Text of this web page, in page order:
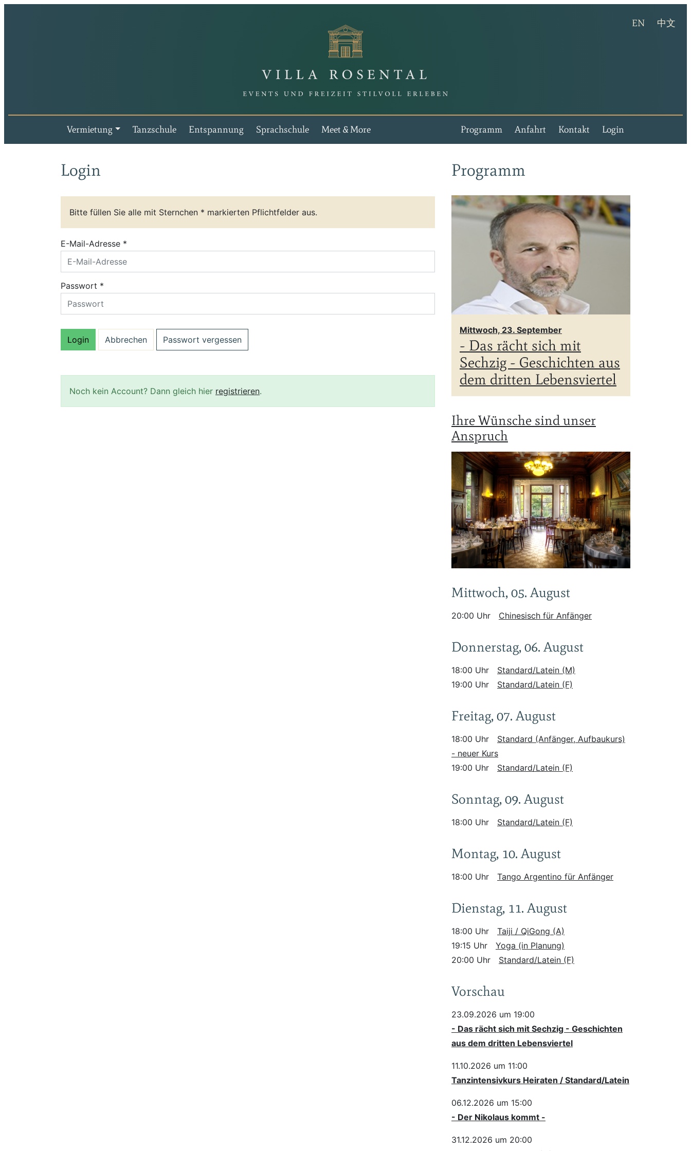
Villa Rosental - Events und Freizeit stilvoll erleben
EN(english
中文
Vermietung Tanzschule Entspannung Sprachschule Meet & More Programm Anfahrt Kontakt Login
Login
Bitte füllen Sie alle mit Sternchen * markierten Pflichtfelder aus.
E-Mail-Adresse *
Passwort *
Passwort vergessen
Noch kein Account? Dann gleich hier registrieren.
Programm
Mittwoch, 23. September
- Das rächt sich mit
Sechzig - Geschichten aus
dem dritten Lebensviertel
Ihre Wünsche sind unser
Anspruch
Mittwoch, 05. August
20:00 Uhr Chinesisch für Anfänger
Donnerstag, 06. August
18:00 Uhr
Standard/Latein (M)
19:00 Uhr
Standard/Latein (F)
Freitag, 07. August
18:00 Uhr
Standard (Anfänger, Aufbaukurs)
- neuer Kurs
19:00 Uhr
Standard/Latein (F)
Sonntag, 09. August
18:00 Uhr Standard/Latein (F)
Montag, 10. August
18:00 Uhr Tango Argentino für Anfänger
Dienstag, 11. August
18:00 Uhr
Taiji / QiGong (A)
19:15 Uhr
Yoga (in Planung)
20:00 Uhr
Standard/Latein (F)
Vorschau
23.09.2026 um 19:00
- Das rächt sich mit Sechzig - Geschichten
aus dem dritten Lebensviertel
11.10.2026 um 11:00
Tanzintensivkurs Heiraten / Standard/Latein
06.12.2026 um 15:00
- Der Nikolaus kommt -
31.12.2026 um 20:00